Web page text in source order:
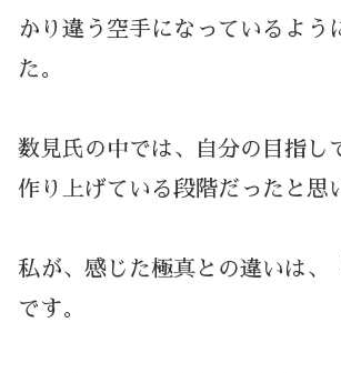
かり違う空手になっているよう
た。
数見氏の中では、自分の目指し
作り上げている段階だったと思
私が、感じた極真との違いは、
です。